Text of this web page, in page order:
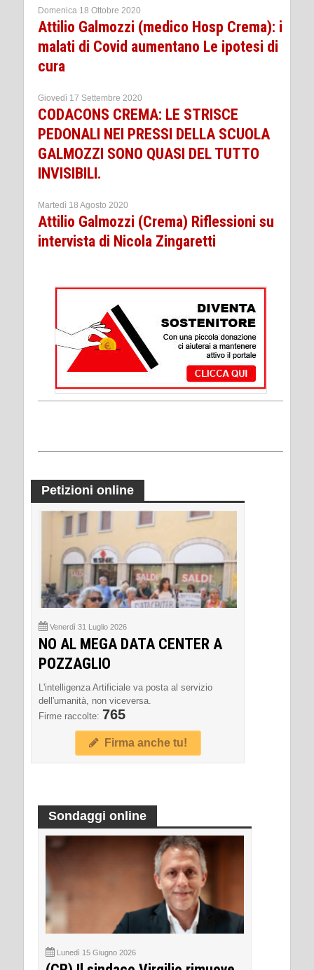
Domenica 18 Ottobre 2020
Attilio Galmozzi (medico Hosp Crema): i
malati di Covid aumentano Le ipotesi di
cura
Giovedì 17 Settembre 2020
CODACONS CREMA: LE STRISCE
PEDONALI NEI PRESSI DELLA SCUOLA
GALMOZZI SONO QUASI DEL TUTTO
INVISIBILI.
Martedì 18 Agosto 2020
Attilio Galmozzi (Crema) Riflessioni su
intervista di Nicola Zingaretti
Petizioni online
Venerdì 31 Luglio 2026
NO AL MEGA DATA CENTER A
POZZAGLIO
L'intelligenza Artificiale va posta al servizio
dell'umanità, non viceversa.
Firme raccolte: 765
Firma anche tu!
Sondaggi online
Lunedì 15 Giugno 2026